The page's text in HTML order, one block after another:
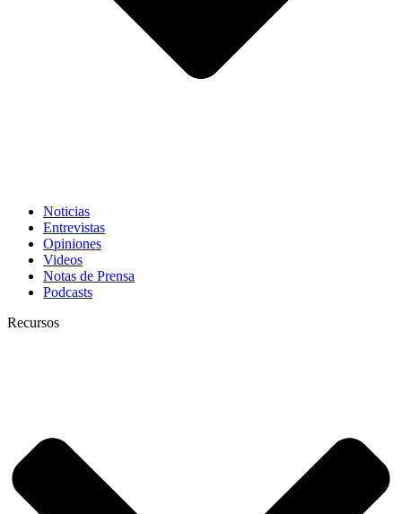
Noticias
Entrevistas
Opiniones
Videos
Notas de Prensa
Podcasts
Recursos